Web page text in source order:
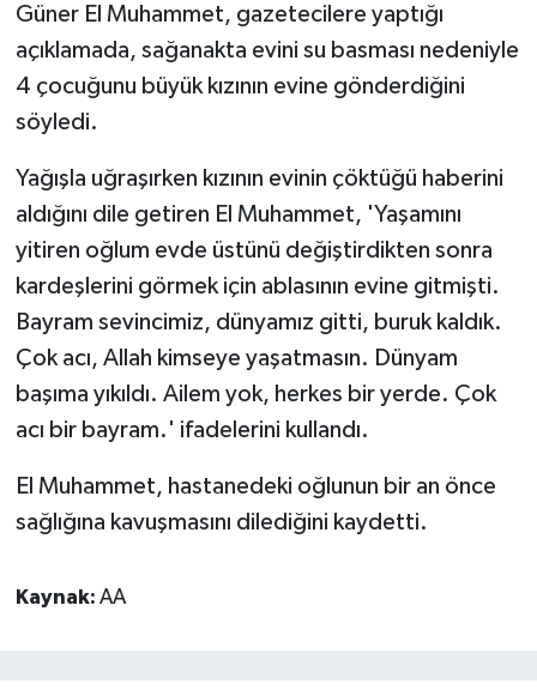
Güner El Muhammet, gazetecilere yaptığı
açıklamada, sağanakta evini su basması nedeniyle
4 çocuğunu büyük kızının evine gönderdiğini
söyledi.
Yağışla uğraşırken kızının evinin çöktüğü haberini
aldığını dile getiren El Muhammet, 'Yaşamını
yitiren oğlum evde üstünü değiştirdikten sonra
kardeşlerini görmek için ablasının evine gitmişti.
Bayram sevincimiz, dünyamız gitti, buruk kaldık.
Çok acı, Allah kimseye yaşatmasın. Dünyam
başıma yıkıldı. Ailem yok, herkes bir yerde. Çok
acı bir bayram.' ifadelerini kullandı.
El Muhammet, hastanedeki oğlunun bir an önce
sağlığına kavuşmasını dilediğini kaydetti.
Kaynak: AA